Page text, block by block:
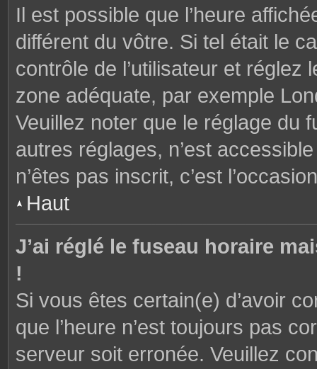
Il est possible que l’heure
différent du vôtre. Si tel était le
contrôle de l’utilisateur et
zone adéquate, par exemple
Veuillez noter que le réglage du
autres réglages, n’est
n’êtes pas inscrit, c’est
Haut
J’ai réglé le fuseau horaire
!
Si vous êtes certain(e) d’avoir
que l’heure n’est toujours pas
serveur soit erronée. Veuillez